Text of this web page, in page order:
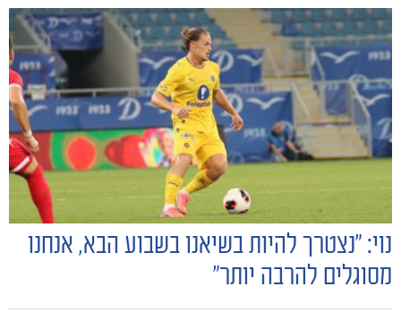
נוי: "נצטרך להיות בשיאנו בשבוע הבא, אנחנו
מסוגלים להרבה יותר"